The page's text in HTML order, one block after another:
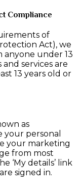
Compliance
of
Act), we
under 13
services are
13 years old or
as
your personal
your marketing
from most
‘My details’ link
signed in.